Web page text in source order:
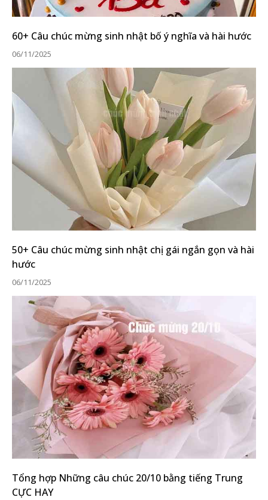
60+ Câu chúc mừng sinh nhật bố ý nghĩa và hài hước
06/11/2025
50+ Câu chúc mừng sinh nhật chị gái ngắn gọn và hài
hước
06/11/2025
Tổng hợp Những câu chúc 20/10 bằng tiếng Trung
CỰC HAY